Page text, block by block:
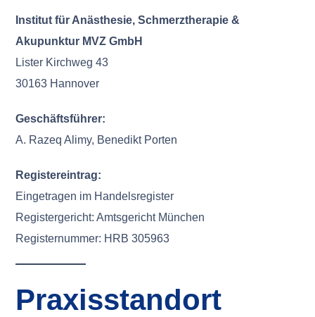
Institut für Anästhesie, Schmerztherapie &
Akupunktur MVZ GmbH
Lister Kirchweg 43
30163 Hannover
Geschäftsführer:
A. Razeq Alimy, Benedikt Porten
Registereintrag:
Eingetragen im Handelsregister
Registergericht: Amtsgericht München
Registernummer: HRB 305963
Praxisstandort